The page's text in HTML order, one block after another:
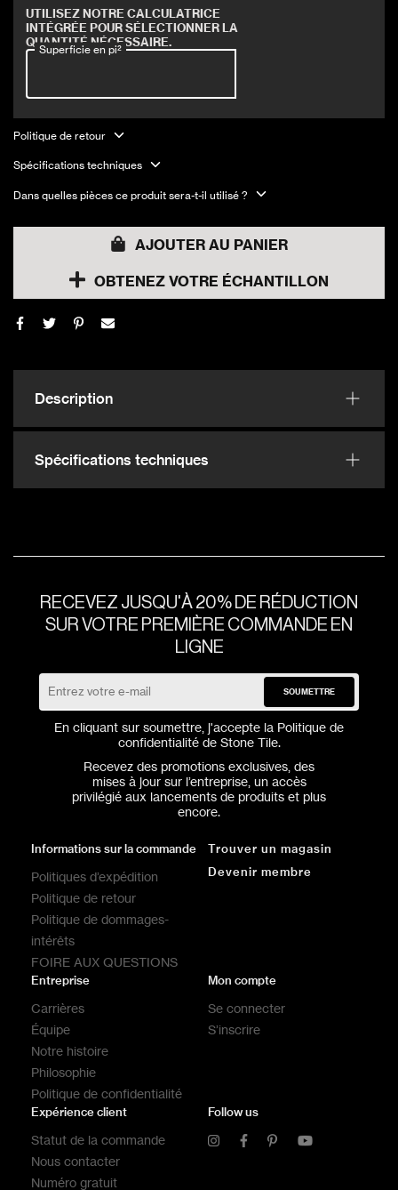
Superficie en pi²
UTILISEZ NOTRE CALCULATRICE
INTÉGRÉE POUR SÉLECTIONNER LA
QUANTITÉ NÉCESSAIRE.
Politique de retour
Spécifications techniques
Dans quelles pièces ce produit sera-t-il utilisé ?
AJOUTER AU PANIER
OBTENEZ VOTRE ÉCHANTILLON
Description
Spécifications techniques
RECEVEZ JUSQU'À 20% DE RÉDUCTION
SUR VOTRE PREMIÈRE COMMANDE EN
LIGNE
En cliquant sur soumettre, j'accepte la Politique de
confidentialitéde Stone Tile.
SOUMETTRE
Recevez des promotions exclusives, des
mises à jour sur l’entreprise, un accès
privilégié aux lancements de produits et plus
encore.
Trouver un magasin
Devenir membre
Informations sur la commande
Politiques d’expédition
Politique de retour
Politique de dommages-
intérêts
FOIRE AUX QUESTIONS
Entreprise
Carrières
Équipe
Notre histoire
Philosophie
Politique de confidentialité
Expérience client
Statut de la commande
Nous contacter
Numéro gratuit
Mon compte
Se connecter
S’inscrire
Follow us